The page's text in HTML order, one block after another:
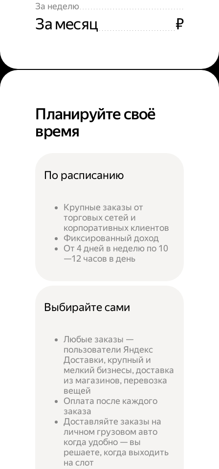
За неделю
За месяц ₽
Планируйте своё
время
По расписанию
Крупные заказы от
торговых сетей и
корпоративных клиентов
Фиксированный доход
От 4 дней в неделю по 10
—12 часов в день
Выбирайте сами
Любые заказы —
пользователи Яндекс
Доставки, крупный и
мелкий бизнесы, доставка
из магазинов, перевозка
вещей
Оплата после каждого
заказа
Доставляйте заказы на
личном грузовом авто
когда удобно — вы
решаете, когда выходить
на слот